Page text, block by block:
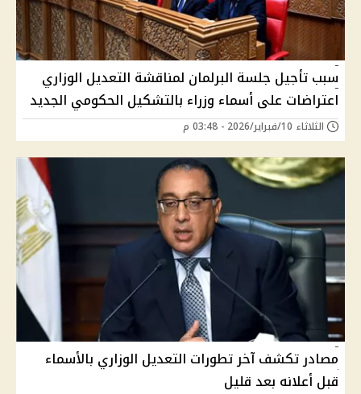
سبب تأجيل جلسة البرلمان لمناقشة التعديل الوزاري
اعتراضات على أسماء وزراء بالتشكيل الحكومي الجديد
الثلاثاء 10/فبراير/2026 - 03:48 م
مصادر تكشف آخر تطورات التعديل الوزاري بالأسماء
قبل أعلانه بعد قليل